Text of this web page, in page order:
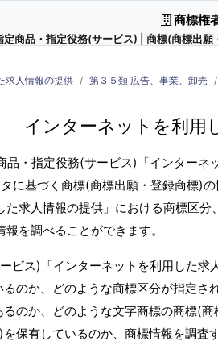
定商品・指定役務(サービス) | 商標(商標出願
商標権
求人情報の提供 第３５類 広告、事業、卸売
インターネットを利用
品・指定役務(サービス)「インター
に基づく商標(商標出願・登録商標)
た求人情報の提供」における商標区
を調べることができます。
ビス)「インターネットを利用した
のか、どのような商標区分が指定
のか、どのような文字商標の商標(
保有しているのか、商標情報を調査